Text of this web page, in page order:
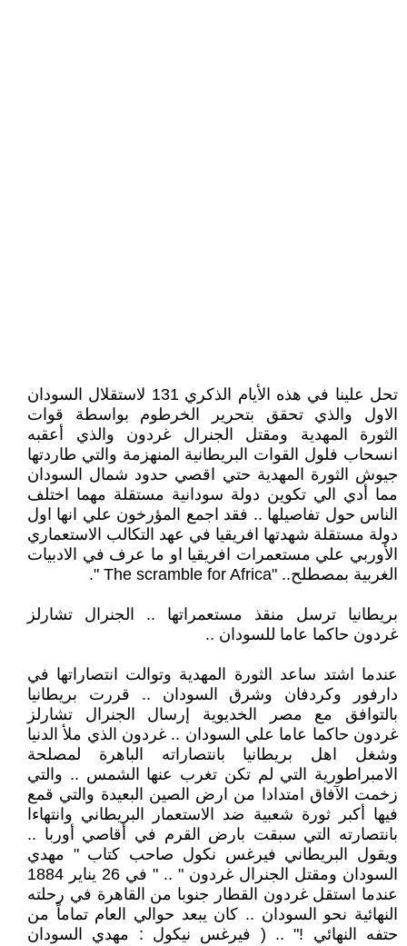
تحل علينا في هذه الأيام الذكري 131 لاستقلال السودان
الاول والذي تحقق بتحرير الخرطوم بواسطة قوات
الثورة المهدية ومقتل الجنرال غردون والذي أعقبه
انسحاب فلول القوات البريطانية المنهزمة والتي طاردتها
جيوش الثورة المهدية حتي اقصي حدود شمال السودان
مما أدي الي تكوين دولة سودانية مستقلة مهما اختلف
الناس حول تفاصيلها .. فقد اجمع المؤرخون علي انها اول
دولة مستقلة شهدتها افريقيا في عهد التكالب الاستعماري
الأوربي علي مستعمرات افريقيا او ما عرف في الادبيات
الغربية بمصطلح.. "The scramble for Africa ".
بريطانيا ترسل منقذ مستعمراتها .. الجنرال تشارلز
غردون حاكما عاما للسودان ..
عندما اشتد ساعد الثورة المهدية وتوالت انتصاراتها في
دارفور وكردفان وشرق السودان .. قررت بريطانيا
بالتوافق مع مصر الخديوية إرسال الجنرال تشارلز
غردون حاكما عاما علي السودان .. غردون الذي ملأ الدنيا
وشغل اهل بريطانيا بانتصاراته الباهرة لمصلحة
الامبراطورية التي لم تكن تغرب عنها الشمس .. والتي
زخمت الآفاق امتدادا من ارض الصين البعيدة والتي قمع
فيها أكبر ثورة شعبية ضد الاستعمار البريطاني وانتهاءا
بانتصارته التي سبقت بارض القرم في أقاصي أوربا ..
ويقول البريطاني فيرغس نكول صاحب كتاب " مهدي
السودان ومقتل الجنرال غردون " .. " في 26 يناير 1884
عندما استقل غردون القطار جنوبا من القاهرة في رحلته
النهائية نحو السودان .. كان يبعد حوالي العام تماماً من
حتفه النهائي !" .. ( فيرغس نيكول : مهدي السودان